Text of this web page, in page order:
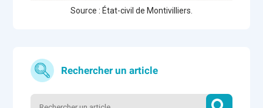
Source : État-civil de Montivilliers.
Rechercher un article